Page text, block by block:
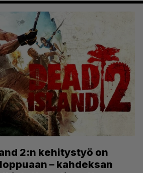
2:n kehitystyö on
– kahdeksan